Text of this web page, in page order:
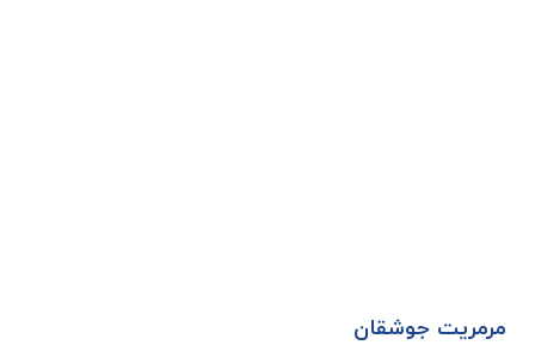
مرمریت جوشقان